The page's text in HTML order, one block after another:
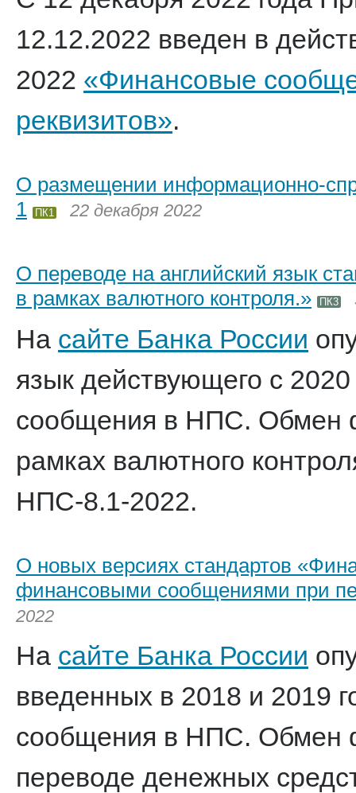
12.12.2022 введен в
2022 «Финансовые
реквизитов».
О размещении информационно-
1
ПК1 22 декабря 2022
О переводе на английский язык
в рамках валютного контроля.»
ПК3
На сайте Банка России
язык действующего с
сообщения в НПС. Обмен
рамках валютного
НПС-8.1-2022.
О новых версиях стандартов
финансовыми сообщениями при
2022
На сайте Банка России
введенных в 2018 и 2019
сообщения в НПС. Обмен
переводе денежных